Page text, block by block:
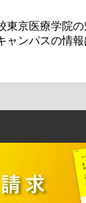
東京医療学院
ャンパスの情報